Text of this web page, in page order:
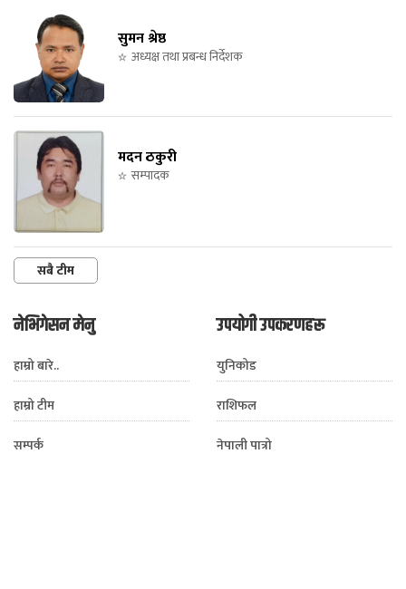
सुमन श्रेष्ठ
अध्यक्ष तथा प्रबन्ध निर्देशक
मदन ठकुरी
सम्पादक
सबै टीम
नेभिगेसन मेनु
हाम्रो बारे..
हाम्रो टीम
सम्पर्क
उपयोगी उपकरणहरू
युनिकोड
राशिफल
नेपाली पात्रो